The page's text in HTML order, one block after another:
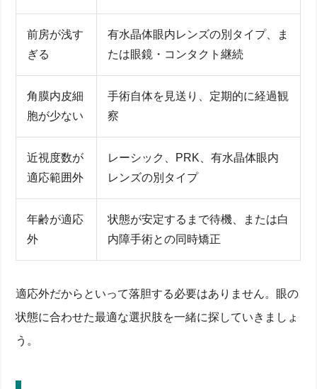
前房が浅す
ぎる
有水晶体眼内レンズの別タイプ、ま
たは眼鏡・コンタクト継続
角膜内皮細
胞が少ない
手術自体を見送り、定期的に経過観
察
近視度数が
適応範囲外
レーシック、PRK、有水晶体眼内
レンズの別タイプ
年齢が適応
外
状態が安定するまで待機、または白
内障手術との同時矯正
適応外だからといって落胆する必要はありません。眼の
状態に合わせた最適な選択肢を一緒に探していきましょ
う。